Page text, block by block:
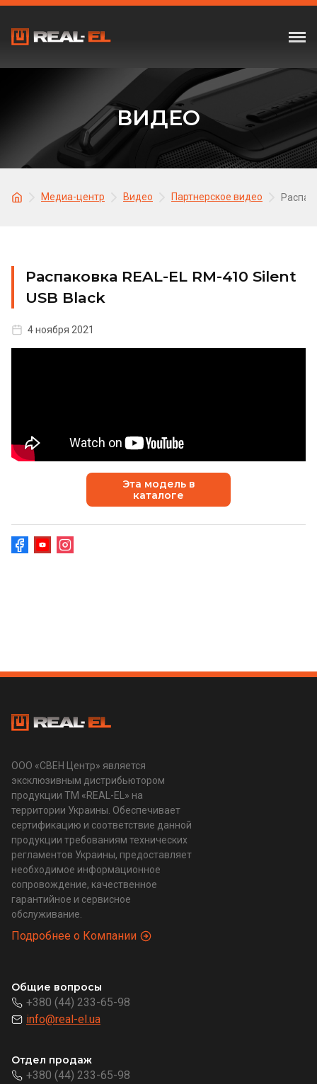
ВИДЕО
Медиа-центр Видео Партнерское видео
Распаковка REAL-EL RM-410 Silent
USB Black
4 ноября 2021
Эта модель в
каталоге
ООО «СВЕН Центр» является
эксклюзивным дистрибьютором
продукции ТМ «REAL-EL» на
территории Украины. Обеспечивает
сертификацию и соответствие данной
продукции требованиям технических
регламентов Украины, предоставляет
необходимое информационное
сопровождение, качественное
гарантийное и сервисное
обслуживание.
Подробнее о Компании
Общие вопросы
+380 (44) 233-65-98
info@real-el.ua
Отдел продаж
+380 (44) 233-65-98